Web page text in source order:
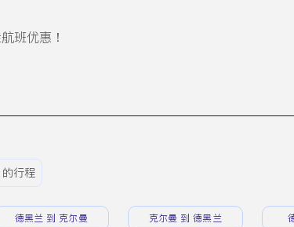
班优惠！
行程
德黑兰 到 克尔曼 克尔曼 到 德黑兰